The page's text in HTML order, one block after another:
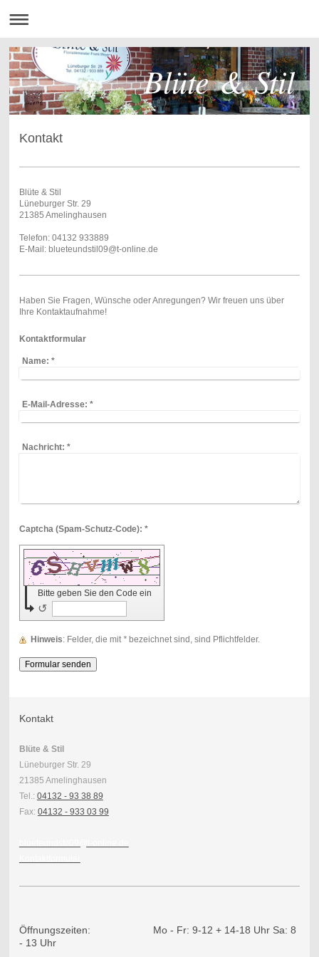
Blüte & Stil
Kontakt
Blüte & Stil
Lüneburger Str. 29
21385 Amelinghausen
Telefon: 04132 933889
E-Mail: blueteundstil09@t-online.de
Haben Sie Fragen, Wünsche oder Anregungen? Wir freuen uns über
Ihre Kontaktaufnahme!
Kontaktformular
Name: *
E-Mail-Adresse: *
Nachricht: *
Captcha (Spam-Schutz-Code): *
Bitte geben Sie den Code ein
↺
Hinweis : Felder, die mit *bezeichnet sind, sind Pflichtfelder.
Kontakt
Blüte & Stil
Lüneburger Str. 29
21385 Amelinghausen
Tel.: 04132 - 93 38 89
Fax: 04132 - 933 03 99
Öffnungszeiten: Mo - Fr: 9-12 + 14-18 Uhr Sa: 8
- 13 Uhr